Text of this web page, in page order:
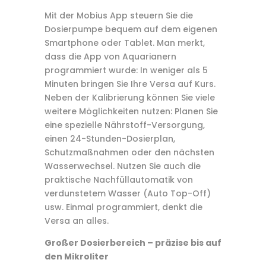
Mit der Mobius App steuern Sie die
Dosierpumpe bequem auf dem eigenen
Smartphone oder Tablet. Man merkt,
dass die App von Aquarianern
programmiert wurde: In weniger als 5
Minuten bringen Sie Ihre Versa auf Kurs.
Neben der Kalibrierung können Sie viele
weitere Möglichkeiten nutzen: Planen Sie
eine spezielle Nährstoff-Versorgung,
einen 24-Stunden-Dosierplan,
Schutzmaßnahmen oder den nächsten
Wasserwechsel. Nutzen Sie auch die
praktische Nachfüllautomatik von
verdunstetem Wasser (Auto Top-Off)
usw. Einmal programmiert, denkt die
Versa an alles.
Großer Dosierbereich – präzise bis auf
den Mikroliter